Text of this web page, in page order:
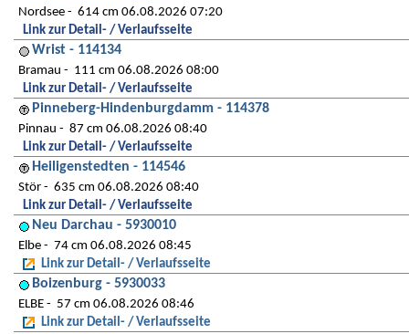
Nordsee
614 cm 06.08.2026 07:20
Link zur Detail- / Verlaufsseite
Wrist - 114134
Bramau
111 cm 06.08.2026 08:00
Link zur Detail- / Verlaufsseite
Pinneberg-Hindenburgdamm - 114378
Pinnau
87 cm 06.08.2026 08:40
Link zur Detail- / Verlaufsseite
Heiligenstedten - 114546
Stör
635 cm 06.08.2026 08:40
Link zur Detail- / Verlaufsseite
Neu Darchau - 5930010
Elbe
74 cm 06.08.2026 08:45
Link zur Detail- / Verlaufsseite
Boizenburg - 5930033
ELBE
57 cm 06.08.2026 08:46
Link zur Detail- / Verlaufsseite